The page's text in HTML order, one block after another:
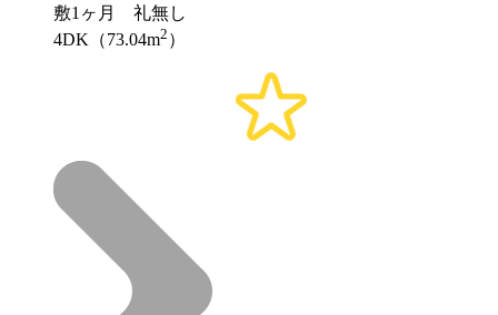
敷1ヶ月 礼無し
4DK（73.04m2 ）